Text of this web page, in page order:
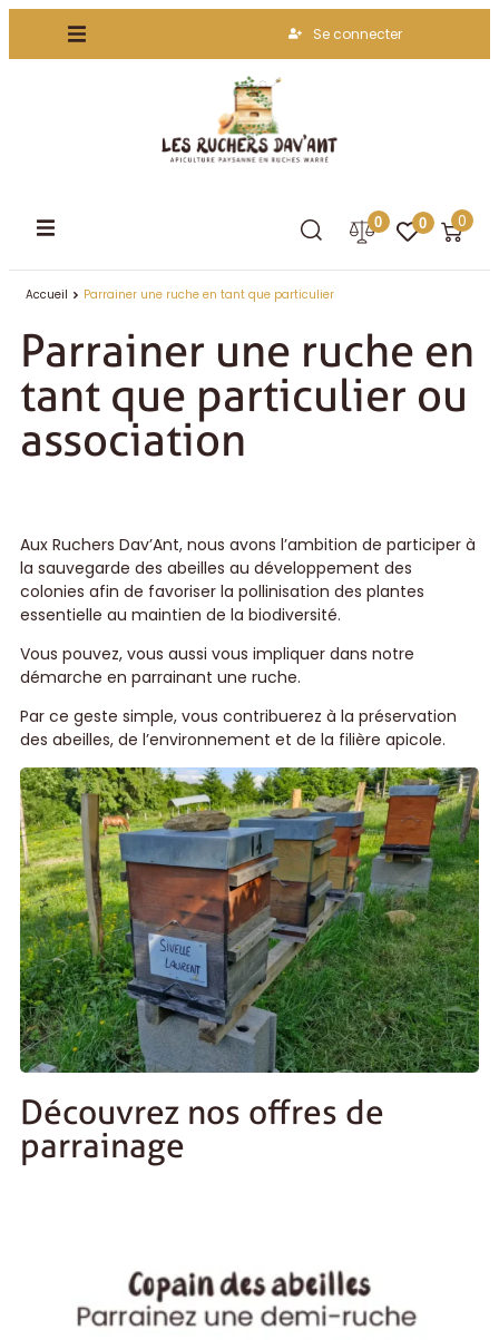
Se connecter
0 0 0
Accueil Parrainer une ruche en tant que particulier
Parrainer une ruche en
tant que particulier ou
association
Aux Ruchers Dav’Ant, nous avons l’ambition de participer à
la sauvegarde des abeilles au développement des
colonies afin de favoriser la pollinisation des plantes
essentielle au maintien de la biodiversité.
Vous pouvez, vous aussi vous impliquer dans notre
démarche en parrainant une ruche.
Par ce geste simple, vous contribuerez à la préservation
des abeilles, de l’environnement et de la filière apicole.
Découvrez nos offres de
parrainage